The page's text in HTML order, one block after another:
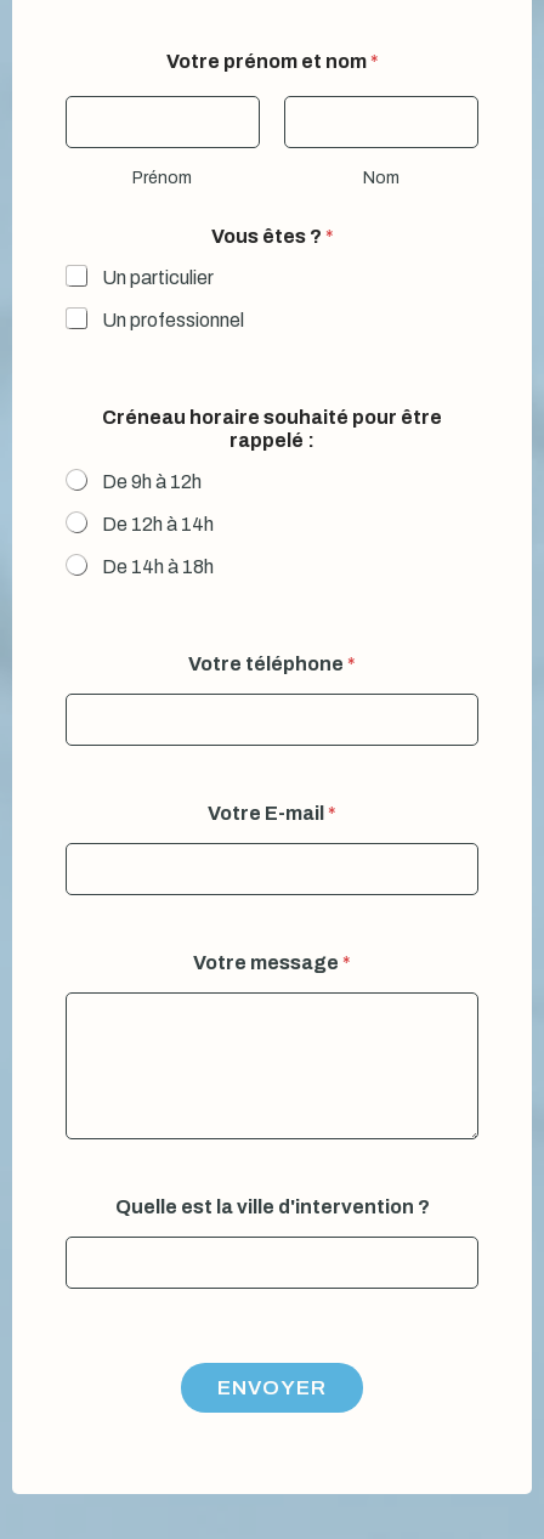
Votre prénom et nom *
Prénom Nom
h
t
e
Vous êtes ? *
Un particulier
Un professionnel
Créneau horaire souhaité pour être
rappelé :
De 9h à 12h
De 12h à 14h
De 14h à 18h
Votre téléphone *
Votre E-mail *
Votre message *
Quelle est la ville d'intervention ?
ENVOYER